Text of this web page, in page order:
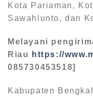
Kota Pariaman,
Sawahlunto, dan
Melayani
Riau
https://
085730453518]
Kabupaten